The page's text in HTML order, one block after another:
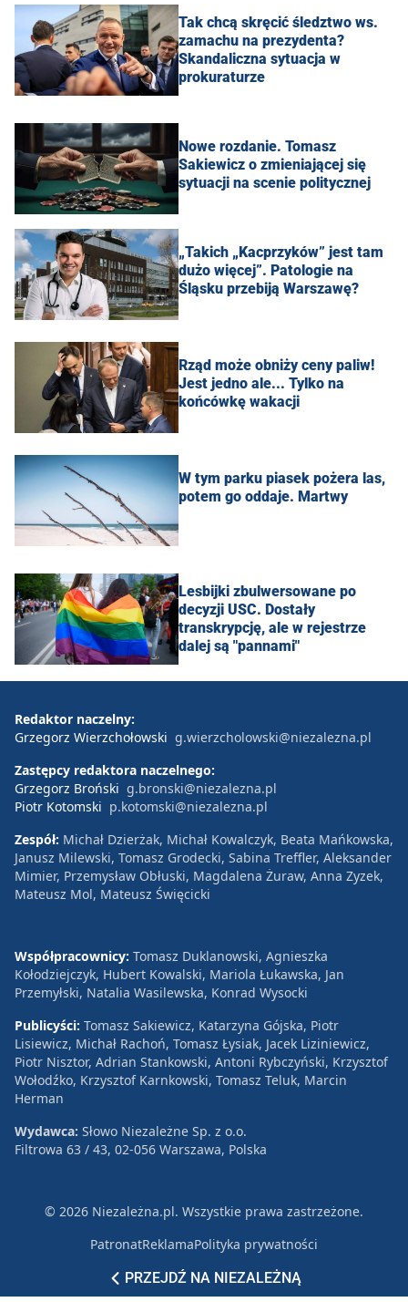
Tak chcą skręcić śledztwo ws.
zamachu na prezydenta?
Skandaliczna sytuacja w
prokuraturze
Nowe rozdanie. Tomasz
Sakiewicz o zmieniającej się
sytuacji na scenie politycznej
„Takich „Kacprzyków” jest tam
dużo więcej”. Patologie na
Śląsku przebiją Warszawę?
Rząd może obniży ceny paliw!
Jest jedno ale... Tylko na
końcówkę wakacji
W tym parku piasek pożera las,
potem go oddaje. Martwy
Lesbijki zbulwersowane po
decyzji USC. Dostały
transkrypcję, ale w rejestrze
dalej są "pannami"
PRZEJDŹ NA NIEZALEŻNĄ
Redaktor naczelny:
Grzegorz Wierzchołowski g.wierzcholowski@niezalezna.pl
Zastępcy redaktora naczelnego:
Grzegorz Broński g.bronski@niezalezna.pl
Piotr Kotomski p.kotomski@niezalezna.pl
Zespół: Michał Dzierżak, Michał Kowalczyk, Beata Mańkowska,
Janusz Milewski, Tomasz Grodecki, Sabina Treffler, Aleksander
Mimier, Przemysław Obłuski, Magdalena Żuraw, Anna Zyzek,
Mateusz Mol, Mateusz Święcicki
Współpracownicy: Tomasz Duklanowski, Agnieszka
Kołodziejczyk, Hubert Kowalski, Mariola Łukawska, Jan
Przemyłski, Natalia Wasilewska, Konrad Wysocki
Publicyści: Tomasz Sakiewicz, Katarzyna Gójska, Piotr
Lisiewicz, Michał Rachoń, Tomasz Łysiak, Jacek Liziniewicz,
Piotr Nisztor, Adrian Stankowski, Antoni Rybczyński, Krzysztof
Wołodźko, Krzysztof Karnkowski, Tomasz Teluk, Marcin
Herman
Wydawca: Słowo Niezależne Sp. z o.o.
Filtrowa 63 / 43, 02-056 Warszawa, Polska
© 2026 Niezależna.pl. Wszystkie prawa zastrzeżone.
PatronatReklamaPolityka prywatności